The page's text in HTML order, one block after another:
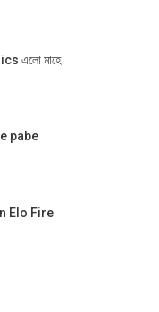
এলো মাহে
pabe
Elo Fire